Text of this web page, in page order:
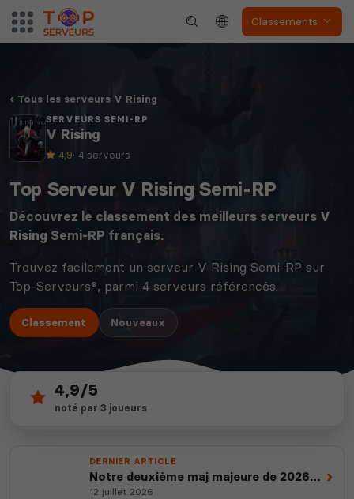
Classements
Tous les serveurs V Rising
SERVEURS SEMI-RP
V Rising
4,9· 4 serveurs
Top Serveur V Rising Semi-RP
Découvrez le classement des meilleurs serveurs V
Rising Semi-RP français.
Trouvez facilement un serveur V Rising Semi-RP sur
Top-Serveurs®, parmi 4 serveurs référencés.
Classement Nouveaux
4
serveurs actifs
depuis 2012
4,9/5
noté par 3 joueurs
DERNIER ARTICLE
Notre deuxième maj majeure de 2026
est en ligne
12 juillet 2026
›